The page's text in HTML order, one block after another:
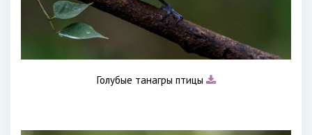
Голубые танагры птицы